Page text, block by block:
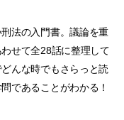
法の入門書。議論を重
せて全28話に整理して
んな時でもさらっと読
であることがわかる！